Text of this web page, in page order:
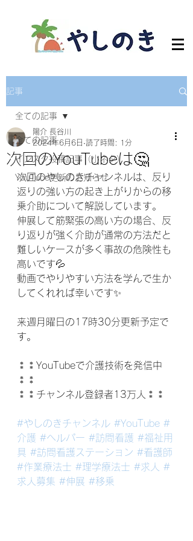
記事
全ての記事
インスタ投稿記事（小ネタ）
YouTube更新のお知らせ
全ての記事
次回のYouTubeは🤔
陽介 長谷川
2024年6月6日 読了時間: 1分
次回のやしのきチャンネルは、反り
返りの強い方の起き上がりからの移
乗介助について解説しています。
伸展して筋緊張の高い方の場合、反
り返りが強く介助が通常の方法だと
難しいケースが多く事故の危険性も
高いです💦
動画でやりやすい方法を学んで生か
してくれれば幸いです✨
来週月曜日の17時30分更新予定で
す。
⁑⁑YouTubeで介護技術を発信中
⁑⁑
⁑⁑チャンネル登録者13万人⁑⁑
#やしのきチャンネル #YouTube #
介護 #ヘルパー #訪問看護 #福祉用
具 #訪問看護ステーション #看護師
#作業療法士 #理学療法士 #求人
#
求人募集 #伸展 #移乗